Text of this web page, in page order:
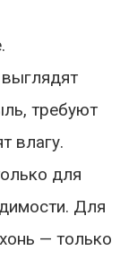
требуют
влагу.
для
Для
— только